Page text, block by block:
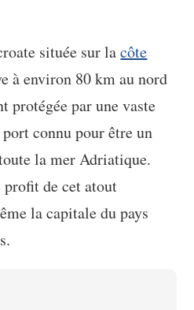
située sur lacôte
à environ 80 km au nord
protégée par une vaste
connu pour être un
la mer Adriatique.
de cet atout
la capitale du pays